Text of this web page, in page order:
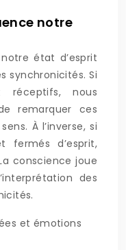
notre
état d’esprit
synchronicités. Si
réceptifs, nous
remarquer ces
À l’inverse, si
fermés d’esprit,
conscience joue
des
et émotions